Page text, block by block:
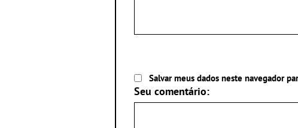
Salvar meus dados neste navegador
Seu comentário: